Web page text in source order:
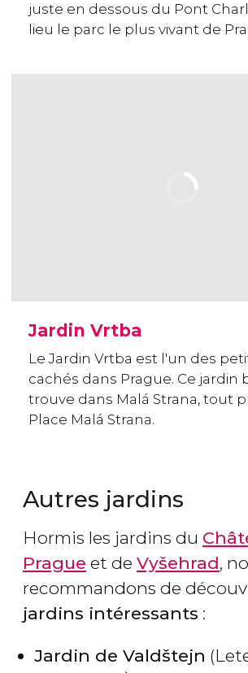
juste en dessous du Pont
lieu le parc le plus vivant de
Jardin Vrtba
Le Jardin Vrtba est l'un des
cachés dans Prague. Ce jardin
trouve dans Malá Strana, tout
Place Malá Strana.
Autres jardins
Hormis les jardins du
Prague et de Vyšehrad,
recommandons de
jardins intéressants :
Jardin de Valdštejn